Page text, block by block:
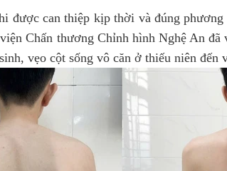
can thiệp kịp thời và đúng
Chấn thương Chỉnh hình Nghệ An
vẹo cột sống vô căn ở thiếu niên đến